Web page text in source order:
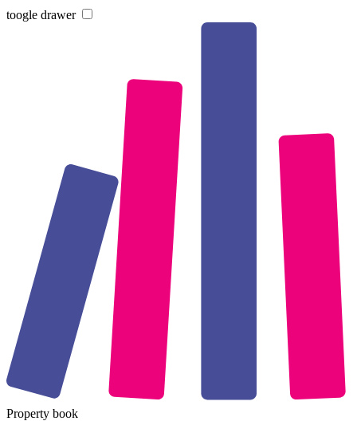
toogle drawer
Property book